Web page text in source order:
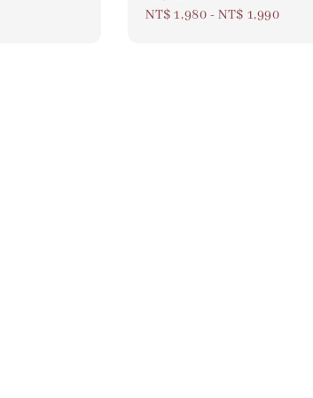
Regular
NT$ 1,980 -NT$ 1,990